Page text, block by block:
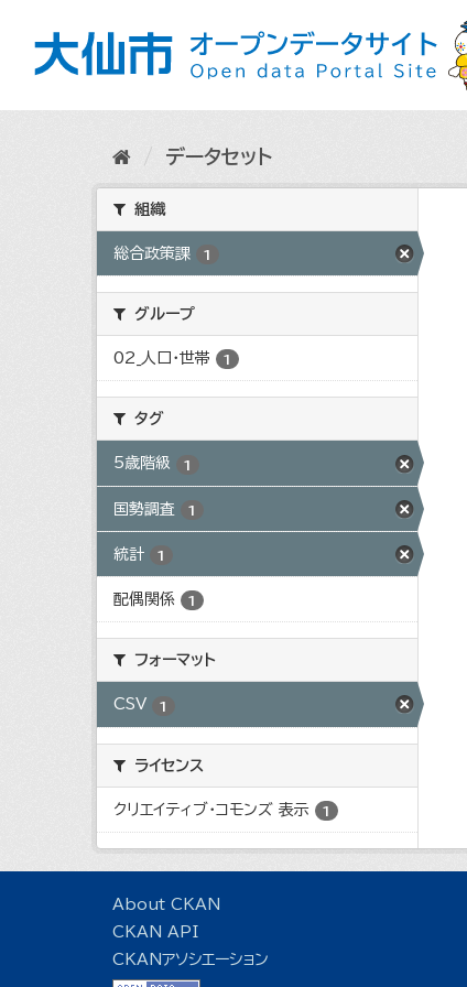
データセット
組織
総合政策課 1
グループ
02_人口・世帯 1
タグ
5歳階級 1
国勢調査 1
統計 1
配偶関係 1
フォーマット
CSV 1
ライセンス
クリエイティブ・コモンズ 表示 1
About CKAN
CKAN API
CKANアソシエーション